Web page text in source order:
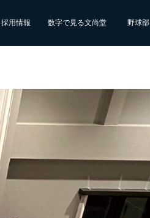
採用情報 数字で見る文尚堂 野球部